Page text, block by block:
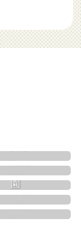
買う
自然
動物園
体験